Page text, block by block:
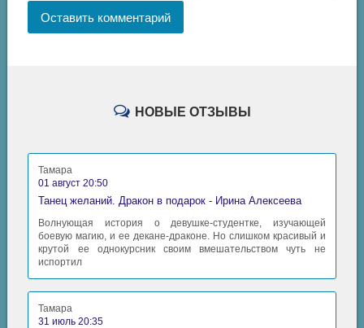
Оставить комментарий
НОВЫЕ ОТЗЫВЫ
Тамара
01 август 20:50
Танец желаний. Дракон в подарок - Ирина Алексеева
Волнующая история о девушке-студентке, изучающей
боевую магию, и ее декане-драконе. Но слишком красивый и
крутой ее однокурсник своим вмешательством чуть не
испортил
Тамара
31 июль 20:35